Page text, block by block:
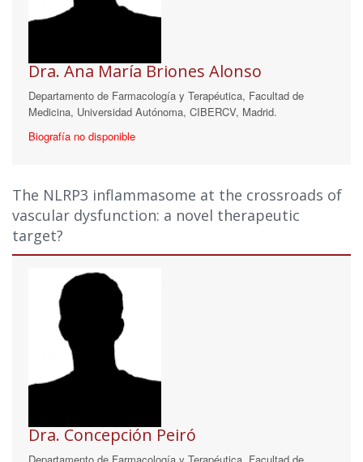
Dra. Ana María Briones Alonso
Departamento de Farmacología y Terapéutica, Facultad de
Medicina, Universidad Autónoma, CIBERCV, Madrid.
Biografía no disponible
The NLRP3 inflammasome at the crossroads of
vascular dysfunction: a novel therapeutic
target?
Dra. Concepción Peiró